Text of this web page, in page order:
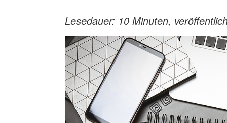
Lesedauer: 10 Minuten,